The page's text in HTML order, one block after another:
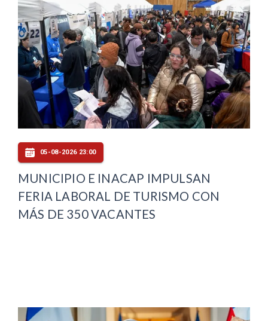
05-08-2026 23:00
MUNICIPIO E INACAP IMPULSAN
FERIA LABORAL DE TURISMO CON
MÁS DE 350 VACANTES